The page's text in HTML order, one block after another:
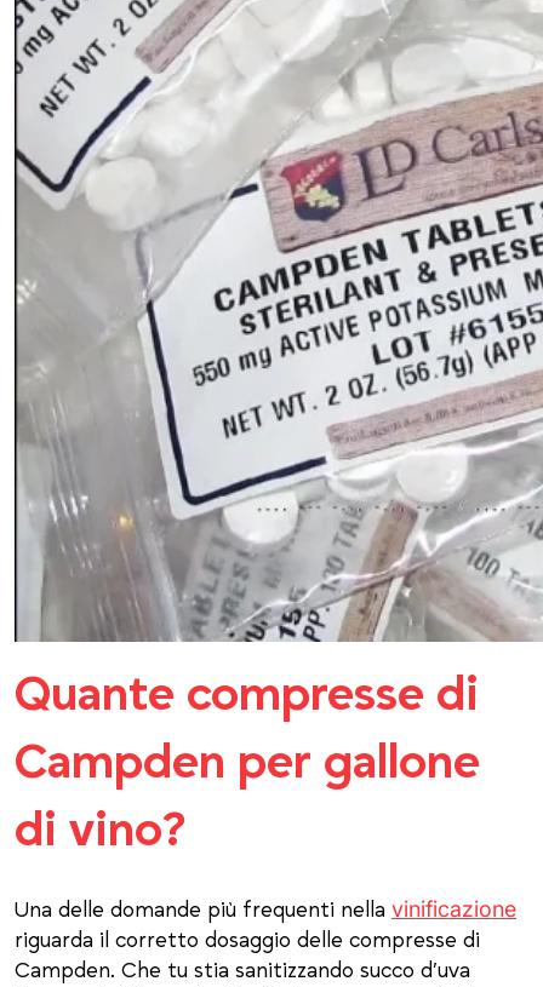
Quante compresse di
Campden per gallone
di vino?
Una delle domande più frequenti nella vinificazione
riguarda il corretto dosaggio delle compresse di
Campden. Che tu stia sanitizzando succo d’uva